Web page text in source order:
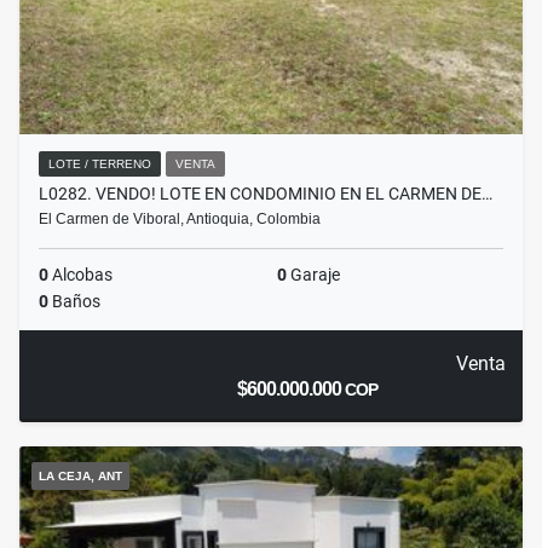
LOTE / TERRENO VENTA
L0282. VENDO! LOTE EN CONDOMINIO EN EL CARMEN DE…
El Carmen de Viboral, Antioquia, Colombia
0Alcobas 0Garaje
0 Baños
Venta
$600.000.000COP
LA CEJA, ANT